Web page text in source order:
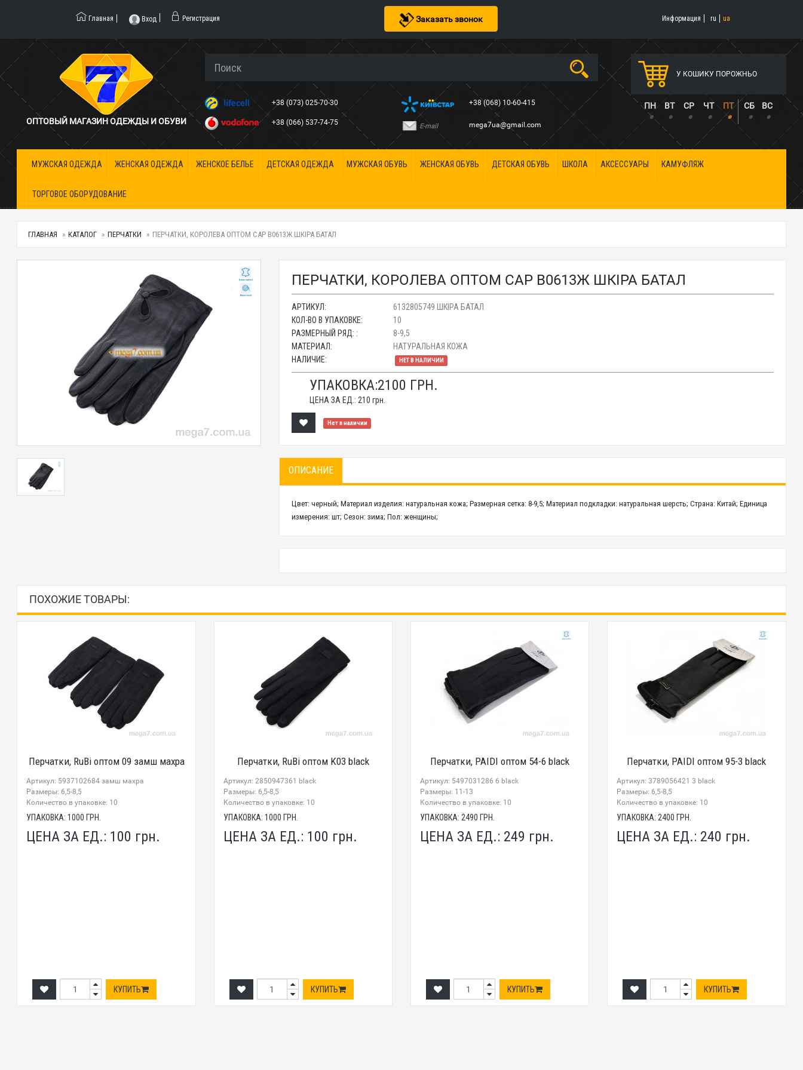
Заказать звонок
Главная Вход Регистрация Информация ru ua
ОПТОВЫЙ МАГАЗИН ОДЕЖДЫ И ОБУВИ
+38 (073) 025-70-30
+38 (066) 537-74-75
+38 (068) 10-60-415
E-mail mega7ua@gmail.com
У КОШИКУ ПОРОЖНЬО
ПН ВТ СР ЧТ ПТ СБ ВС
• • • • • • •
МУЖСКАЯ ОДЕЖДА ЖЕНСКАЯ ОДЕЖДА ЖЕНСКОЕ БЕЛЬЕ ДЕТСКАЯ ОДЕЖДА МУЖСКАЯ ОБУВЬ ЖЕНСКАЯ ОБУВЬ ДЕТСКАЯ ОБУВЬ ШКОЛА АКСЕССУАРЫ КАМУФЛЯЖ
ТОРГОВОЕ ОБОРУДОВАНИЕ
ГЛАВНАЯ КАТАЛОГ ПЕРЧАТКИ ПЕРЧАТКИ, КОРОЛЕВА ОПТОМ CAP B0613Ж ШКІРА БАТАЛ
ПЕРЧАТКИ, КОРОЛЕВА ОПТОМ CAP B0613Ж ШКІРА БАТАЛ
АРТИКУЛ:
6132805749 ШКІРА БАТАЛ
КОЛ-ВО В УПАКОВКЕ:
10
РАЗМЕРНЫЙ РЯД: :
8-9,5
МАТЕРИАЛ:
НАТУРАЛЬНАЯ КОЖА
НАЛИЧИЕ:
НЕТ В НАЛИЧИИ
УПАКОВКА:2100 ГРН.
ЦЕНА ЗА ЕД.: 210 грн.
Нет в наличии
ОПИСАНИЕ
Цвет: черный; Материал изделия: натуральная кожа; Размерная сетка: 8-9,5; Материал подкладки: натуральная шерсть; Страна: Китай; Единица
измерения: шт; Сезон: зима; Пол: женщины;
ПОХОЖИЕ ТОВАРЫ:
Перчатки, RuBi оптом 09 замш махра
Артикул: 5937102684 замш махра
Размеры: 6,5-8,5
Количество в упаковке: 10
УПАКОВКА:1000 ГРН.
ЦЕНА ЗА ЕД.: 100 грн.
КУПИТЬ
Перчатки, RuBi оптом K03 black
Артикул: 2850947361 black
Размеры: 6,5-8,5
Количество в упаковке: 10
УПАКОВКА: 1000 ГРН.
ЦЕНА ЗА ЕД.: 100 грн.
КУПИТЬ
Перчатки, PAIDI оптом 54-6 black
Артикул: 5497031286 6 black
Размеры: 11-13
Количество в упаковке: 10
УПАКОВКА: 2490 ГРН.
ЦЕНА ЗА ЕД.: 249 грн.
КУПИТЬ
Перчатки, PAIDI оптом 95-3 black
Артикул: 3789056421 3 black
Размеры: 6,5-8,5
Количество в упаковке: 10
УПАКОВКА: 2400 ГРН.
ЦЕНА ЗА ЕД.: 240 грн.
КУПИТЬ